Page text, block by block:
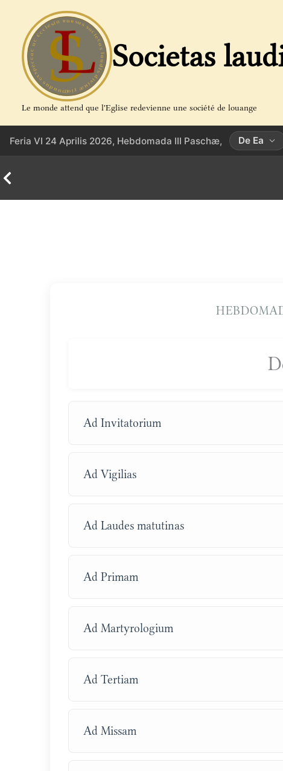
contenu
Societas
Le monde attend que l'Eglise redevienne une société de louange
Feria VI 24 Aprilis 2026, Hebdomada III Paschæ, De Ea
Ad Invitatorium
Ad Vigilias
Ad Laudes matutinas
Ad Primam
Ad Martyrologium
Ad Tertiam
Ad Missam